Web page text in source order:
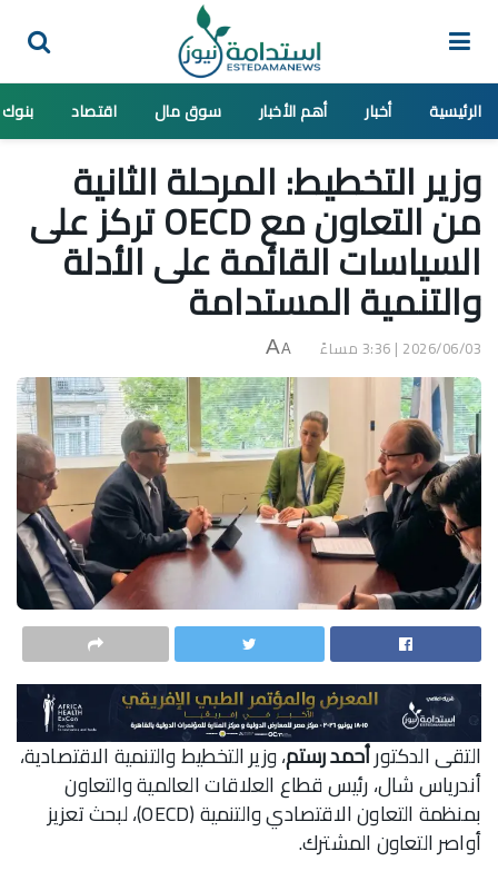
الرئيسية أخبار أهم الأخبار سوق مال اقتصاد بنوك
وزير التخطيط: المرحلة الثانية
من التعاون مع OECD تركز على
السياسات القائمة على الأدلة
والتنمية المستدامة
2026/06/03 | 3:36 مساءً A
A
التقى الدكتورأحمد رستم، وزير التخطيط والتنمية الاقتصادية،
أندرياس شال، رئيس قطاع العلاقات العالمية والتعاون
بمنظمة التعاون الاقتصادي والتنمية (OECD)، لبحث تعزيز
أواصر التعاون المشترك.